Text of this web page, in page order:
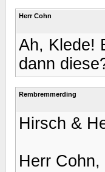
Herr Cohn
Ah, Klede!
dann
Rembremmerding
Hirsch &
Herr